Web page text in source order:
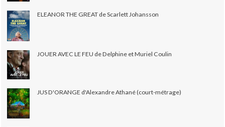
ELEANOR THE GREAT de Scarlett Johansson
JOUER AVEC LE FEU de Delphine et Muriel Coulin
JUS D'ORANGE d'Alexandre Athané (court-métrage)